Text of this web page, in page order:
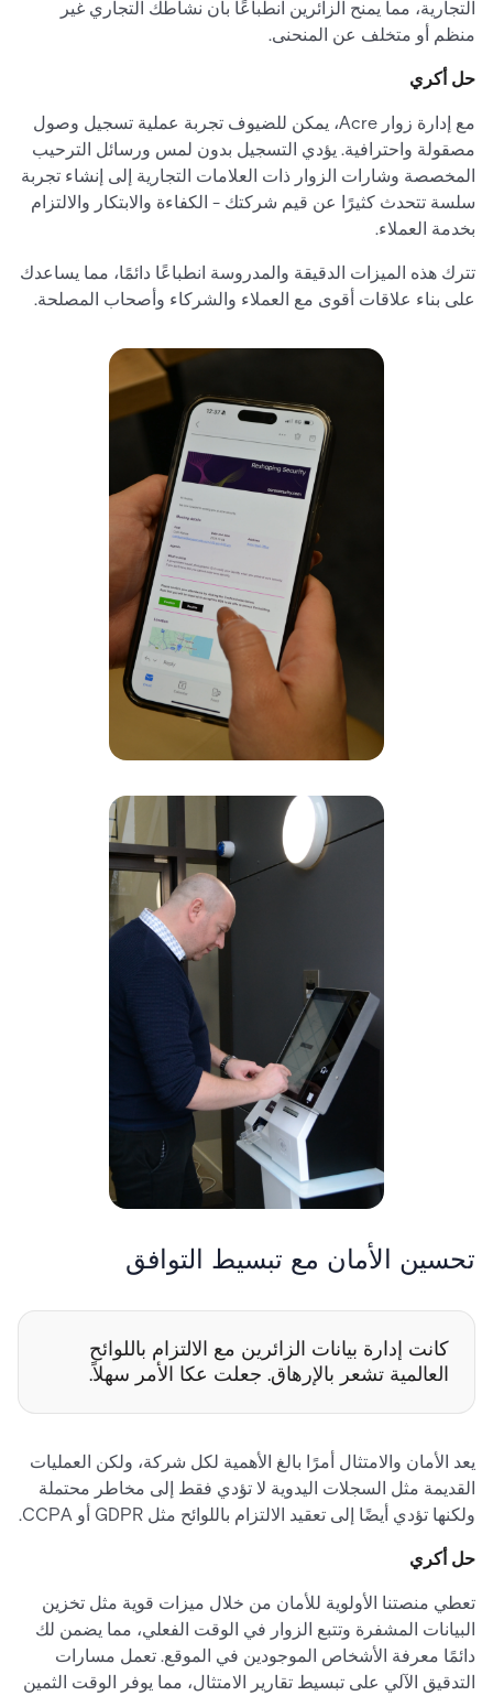
التجارية، مما يمنح الزائرين انطباعًا بأن نشاطك التجاري غير
منظم أو متخلف عن المنحنى.
حل أكري
مع إدارة زوار Acre، يمكن للضيوف تجربة عملية تسجيل وصول
مصقولة واحترافية. يؤدي التسجيل بدون لمس ورسائل الترحيب
المخصصة وشارات الزوار ذات العلامات التجارية إلى إنشاء تجربة
سلسة تتحدث كثيرًا عن قيم شركتك - الكفاءة والابتكار والالتزام
بخدمة العملاء.
تترك هذه الميزات الدقيقة والمدروسة انطباعًا دائمًا، مما يساعدك
على بناء علاقات أقوى مع العملاء والشركاء وأصحاب المصلحة.
تحسين الأمان مع تبسيط التوافق
كانت إدارة بيانات الزائرين مع الالتزام باللوائح
العالمية تشعر بالإرهاق. جعلت عكا الأمر سهلاً.
يعد الأمان والامتثال أمرًا بالغ الأهمية لكل شركة، ولكن العمليات
القديمة مثل السجلات اليدوية لا تؤدي فقط إلى مخاطر محتملة
ولكنها تؤدي أيضًا إلى تعقيد الالتزام باللوائح مثل GDPR أو CCPA.
حل أكري
تعطي منصتنا الأولوية للأمان من خلال ميزات قوية مثل تخزين
البيانات المشفرة وتتبع الزوار في الوقت الفعلي، مما يضمن لك
دائمًا معرفة الأشخاص الموجودين في الموقع. تعمل مسارات
التدقيق الآلي على تبسيط تقارير الامتثال، مما يوفر الوقت الثمين